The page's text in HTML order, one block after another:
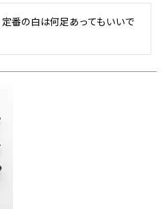
番の白は何足あってもいいで